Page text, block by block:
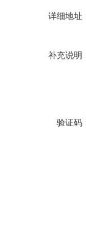
详细地址
补充说明
验证码